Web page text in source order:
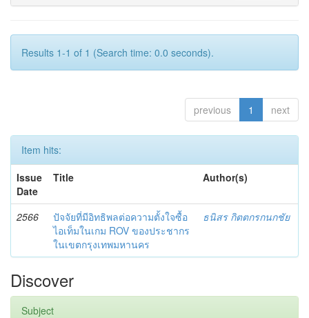
Results 1-1 of 1 (Search time: 0.0 seconds).
previous 1 next
Item hits:
Issue
Date
Title Author(s)
2566
ปัจจัยที่มีอิทธิพลต่อความตั้งใจซื้อ
ไอเท็มในเกม ROV ของประชากร
ในเขตกรุงเทพมหานคร
ธนิสร กิตตกรกนกชัย
Discover
Subject